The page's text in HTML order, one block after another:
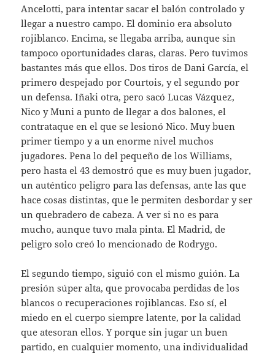
Ancelotti, para intentar sacar el balón controlado y
llegar a nuestro campo. El dominio era absoluto
rojiblanco. Encima, se llegaba arriba, aunque sin
tampoco oportunidades claras, claras. Pero tuvimos
bastantes más que ellos. Dos tiros de Dani García, el
primero despejado por Courtois, y el segundo por
un defensa. Iñaki otra, pero sacó Lucas Vázquez,
Nico y Muni a punto de llegar a dos balones, el
contrataque en el que se lesionó Nico. Muy buen
primer tiempo y a un enorme nivel muchos
jugadores. Pena lo del pequeño de los Williams,
pero hasta el 43 demostró que es muy buen jugador,
un auténtico peligro para las defensas, ante las que
hace cosas distintas, que le permiten desbordar y ser
un quebradero de cabeza. A ver si no es para
mucho, aunque tuvo mala pinta. El Madrid, de
peligro solo creó lo mencionado de Rodrygo.
El segundo tiempo, siguió con el mismo guión. La
presión súper alta, que provocaba perdidas de los
blancos o recuperaciones rojiblancas. Eso sí, el
miedo en el cuerpo siempre latente, por la calidad
que atesoran ellos. Y porque sin jugar un buen
partido, en cualquier momento, una individualidad